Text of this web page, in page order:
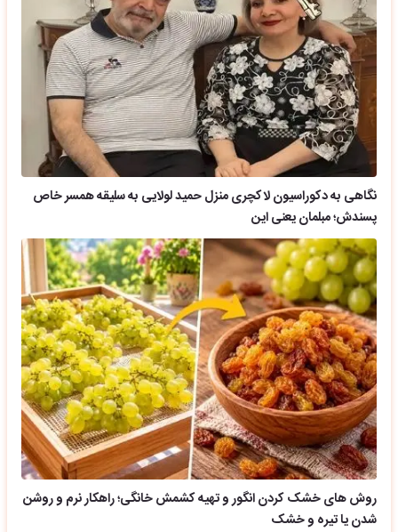
نگاهی به دکوراسیون لاکچری منزل حمید لولایی به سلیقه همسر خاص
پسندش؛ مبلمان یعنی این
روش های خشک کردن انگور و تهیه کشمش خانگی؛ راهکار نرم و روشن
شدن یا تیره و خشک